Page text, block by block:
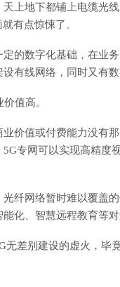
上地下都铺上电缆光
有点惊悚了。
的数字化基础，在业
有线网络，同时又有
值高。
价值或付费能力没有
专网可以实现高精度
纤网络暂时难以覆盖
化、智慧远程教育等
无差别建设的虚火，